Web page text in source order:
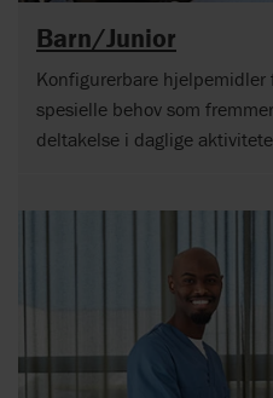
Barn/Junior
Konfigurerbare hjelpemidler
spesielle behov som
deltakelse i daglige